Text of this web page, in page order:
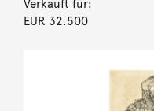
Verkauft für:
EUR 32.500